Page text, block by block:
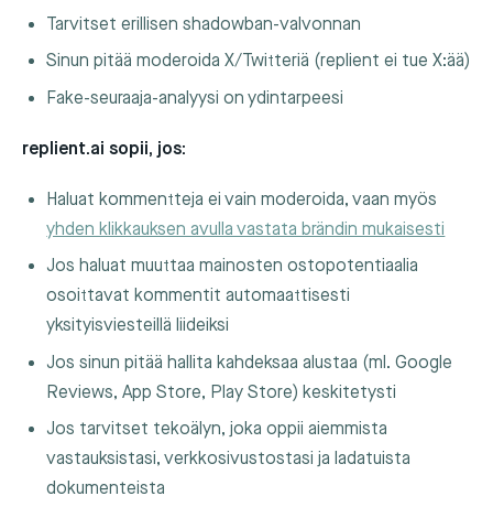
Tarvitset erillisen shadowban-valvonnan
Sinun pitää moderoida X/Twitteriä (replient ei tue X:ää)
Fake-seuraaja-analyysi on ydintarpeesi
replient.ai sopii, jos:
Haluat kommentteja ei vain moderoida, vaan myös
yhden klikkauksen avulla vastata brändin mukaisesti
Jos haluat muuttaa mainosten ostopotentiaalia
osoittavat kommentit automaattisesti
yksityisviesteillä liideiksi
Jos sinun pitää hallita kahdeksaa alustaa (ml. Google
Reviews, App Store, Play Store) keskitetysti
Jos tarvitset tekoälyn, joka oppii aiemmista
vastauksistasi, verkkosivustostasi ja ladatuista
dokumenteista